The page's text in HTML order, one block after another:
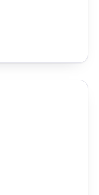
speaker
suara ini
kekuatan